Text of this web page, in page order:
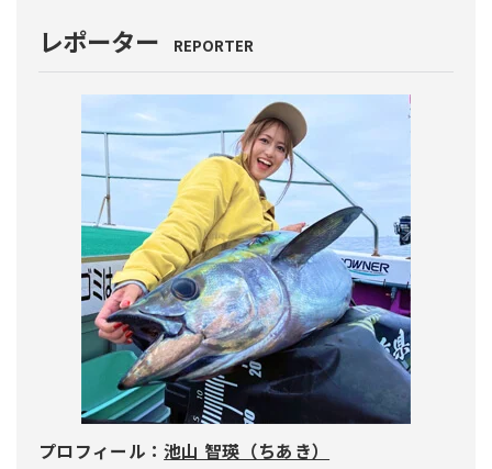
レポーター REPORTER
プロフィール：池山 智瑛（ちあき）